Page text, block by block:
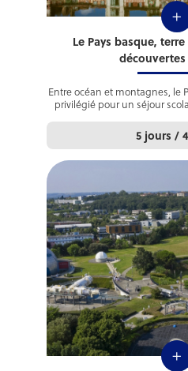
+
Le Pays basque,
Entre océan et montagnes, le
privilégié pour un séjour
5 jours /
+